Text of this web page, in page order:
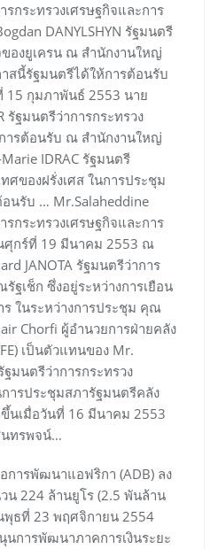
รกระทรวงเศรษฐกิจและการ
DANYLSHYN รัฐมนตรี
ของยูเครน ณ สำนักงานใหญ่
สนี้รัฐมนตรีได้ให้การต้อนรับ
กุมภาพันธ์ 2553 นาย
รัฐมนตรีว่าการกระทรวง
ารต้อนรับ ณ สำนักงานใหญ่
IDRAC รัฐมนตรี
ศของฝรั่งเศส ในการประชุม
นรับ … Mr.Salaheddine
รกระทรวงเศรษฐกิจและการ
ศุกร์ที่ 19 มีนาคม 2553 ณ
JANOTA รัฐมนตรีว่าการ
ฐเช็ก ซึ่งอยู่ระหว่างการเยือน
ร ในระหว่างการประชุม คุณ
Chorfi ผู้อำนวยการฝ่ายคลัง
เป็นตัวแทนของ Mr.
มนตรีว่าการกระทรวง
ารประชุมสภารัฐมนตรีคลัง
นเมื่อวันที่ 16 มีนาคม 2553
นทรพจน์…
การพัฒนาแอฟริกา (ADB) ลง
น 224 ล้านยูโร (2.5 พันล้าน
พุธที่ 23 พฤศจิกายน 2554
นการพัฒนาภาคการเงินระยะ